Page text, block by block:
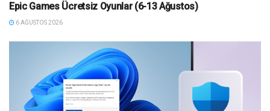
Epic Games Ücretsiz Oyunlar (6-13 Ağustos)
6 AĞUSTOS 2026